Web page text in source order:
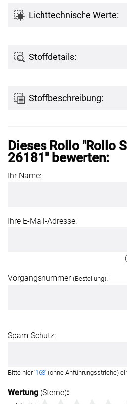
Lichttechnische Werte:
Stoffdetails:
Stoffbeschreibung:
Dieses Rollo "Rollo
26181" bewerten:
Ihr Name:
Ihre E-Mail-Adresse:
Vorgangsnummer (Bestellung):
Spam-Schutz:
Bitte hier '168' (ohne Anführungsstriche)
Wertung (Sterne):